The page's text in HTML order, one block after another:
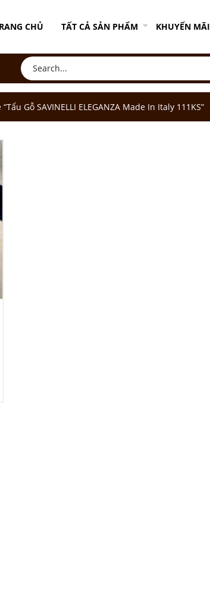
CHỦ TẤT CẢ SẢN PHẨM KHUYẾN MÃI
Gỗ SAVINELLI ELEGANZA Made In Italy 111KS”